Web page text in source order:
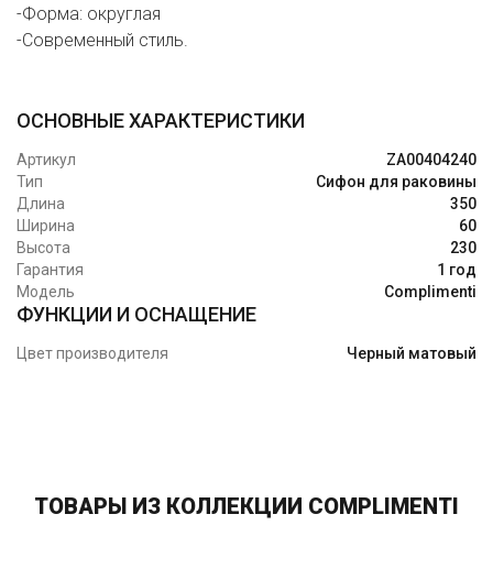
-Форма: округлая
-Современный стиль.
ОСНОВНЫЕ ХАРАКТЕРИСТИКИ
Артикул
ZA00404240
Тип
Сифон для раковины
Длина
350
Ширина
60
Высота
230
Гарантия
1 год
Модель
Complimenti
ФУНКЦИИ И ОСНАЩЕНИЕ
Цвет производителя Черный матовый
ТОВАРЫ ИЗ КОЛЛЕКЦИИ COMPLIMENTI